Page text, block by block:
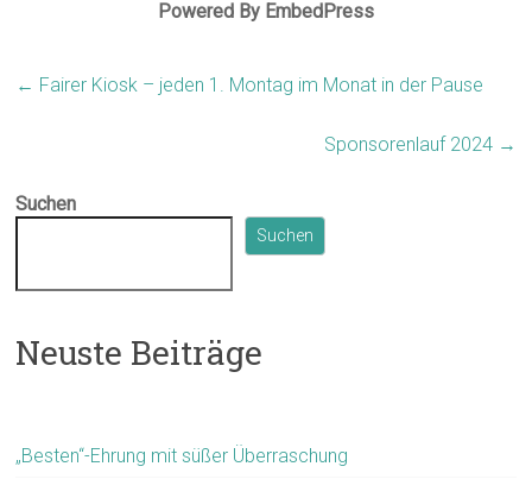
Powered By EmbedPress
← Fairer Kiosk – jeden 1. Montag im Monat in der Pause
Sponsorenlauf 2024 →
Suchen
Suchen
Neuste Beiträge
„Besten“-Ehrung mit süßer Überraschung